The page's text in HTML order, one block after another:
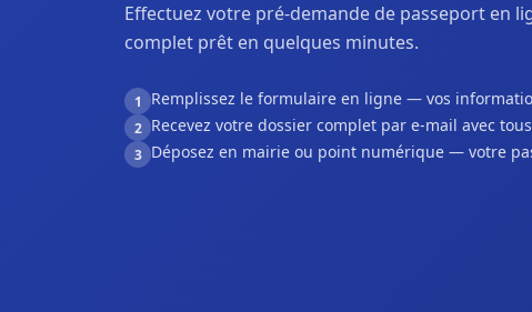
Effectuez votre pré-demande de passeport en
complet prêt en quelques minutes.
1 Remplissez le formulaire en ligne — vos
2 Recevez votre dossier complet par e-mail avec
3 Déposez en mairie ou point numérique — votre